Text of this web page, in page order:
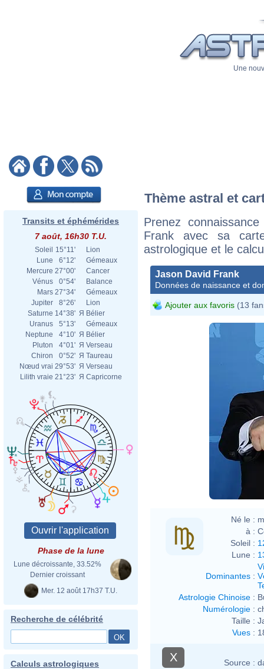
Une
Transits et éphémérides
7 août, 16h30 T.U.
Soleil 15°11'
Lion
Lune
6°12'
Gémeaux
Mercure 27°00'
Cancer
Vénus
0°54'
Balance
Mars 27°34'
Gémeaux
Jupiter
8°26'
Lion
Saturne 14°38' Я Bélier
Uranus
5°13'
Gémeaux
Neptune
4°10' Я Bélier
Pluton
4°01' Я Verseau
Chiron
0°52' Я Taureau
Nœud vrai 29°53' Я Verseau
Lilith vraie 21°23' Я Capricorne
Phase de la lune
Lune décroissante, 33.52%
Dernier croissant
Mer. 12 août 17h37 T.U.
Recherche de célébrité
Calculs astrologiques
Thème astral et
Prenez
Frank avec sa
astrologique et le
Jason David Frank
Données de naissance et
Ajouter aux favoris (13
Né le :
à :
Soleil :
Lune :
Dominantes :
Astrologie Chinoise :
Numérologie :
Taille :
Vues :
X Source :